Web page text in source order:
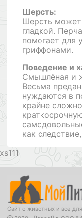
Шерсть:
Шерсть может
гладкой.
помогает для
гриффонами.
Поведение и
Смышлёная и
Весьма
нуждаются в
крайне
как
111
Сайт о животных и все